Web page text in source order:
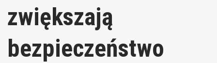
zwiększają
bezpieczeństwo